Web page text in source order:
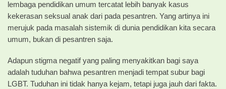
lembaga pendidikan umum tercatat lebih banyak kasus
kekerasan seksual anak dari pada pesantren. Yang artinya ini
merujuk pada masalah sistemik di dunia pendidikan kita secara
umum, bukan di pesantren saja.
​Adapun stigma negatif yang paling menyakitkan bagi saya
adalah tuduhan bahwa pesantren menjadi tempat subur bagi
LGBT. Tuduhan ini tidak hanya kejam, tetapi juga jauh dari fakta.